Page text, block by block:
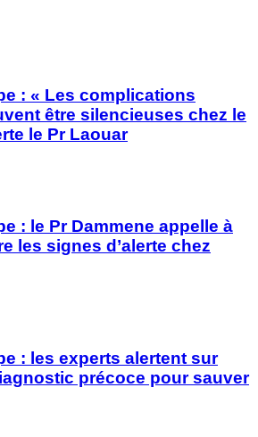
: « Les complications
être silencieuses chez le
le Pr Laouar
: le Pr Dammene appelle à
les signes d’alerte chez
: les experts alertent sur
précoce pour sauver